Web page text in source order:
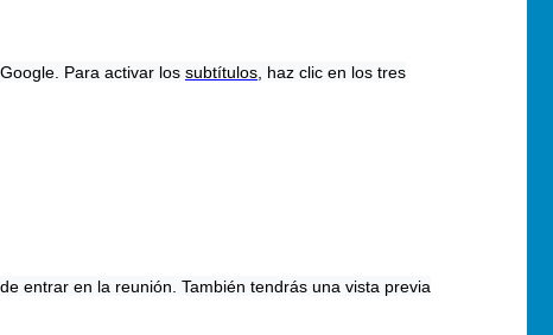
Para activar los subtítulos , haz clic en los tres
entrar en la reunión. También tendrás una vista previa